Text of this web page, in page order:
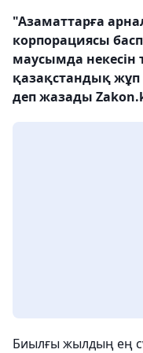
"Азаматтарға
корпорациясы
маусымда некесін
қазақстандық жұп
деп жазады
Биылғы жылдың ең